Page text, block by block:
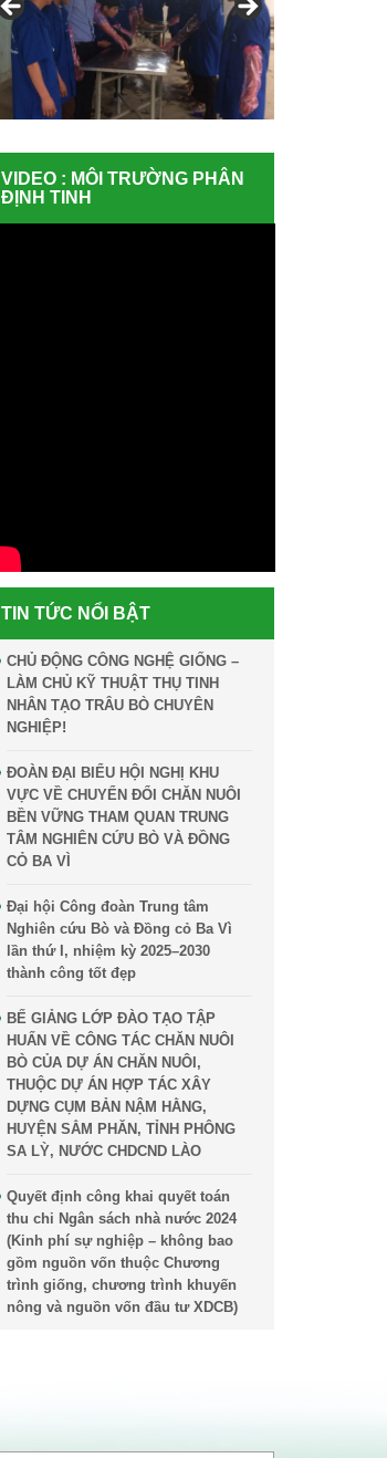
VIDEO : MÔI TRƯỜNG PHÂN
ĐỊNH TINH
TIN TỨC NỔI BẬT
CHỦ ĐỘNG CÔNG NGHỆ GIỐNG –
LÀM CHỦ KỸ THUẬT THỤ TINH
NHÂN TẠO TRÂU BÒ CHUYÊN
NGHIỆP!
ĐOÀN ĐẠI BIỂU HỘI NGHỊ KHU
VỰC VỀ CHUYỂN ĐỔI CHĂN NUÔI
BỀN VỮNG THAM QUAN TRUNG
TÂM NGHIÊN CỨU BÒ VÀ ĐỒNG
CỎ BA VÌ
Đại hội Công đoàn Trung tâm
Nghiên cứu Bò và Đồng cỏ Ba Vì
lần thứ I, nhiệm kỳ 2025–2030
thành công tốt đẹp
BẾ GIẢNG LỚP ĐÀO TẠO TẬP
HUẤN VỀ CÔNG TÁC CHĂN NUÔI
BÒ CỦA DỰ ÁN CHĂN NUÔI,
THUỘC DỰ ÁN HỢP TÁC XÂY
DỰNG CỤM BẢN NẬM HẰNG,
HUYỆN SẲM PHĂN, TỈNH PHÔNG
SA LỲ, NƯỚC CHDCND LÀO
Quyết định công khai quyết toán
thu chi Ngân sách nhà nước 2024
(Kinh phí sự nghiệp – không bao
gồm nguồn vốn thuộc Chương
trình giống, chương trình khuyến
nông và nguồn vốn đầu tư XDCB)